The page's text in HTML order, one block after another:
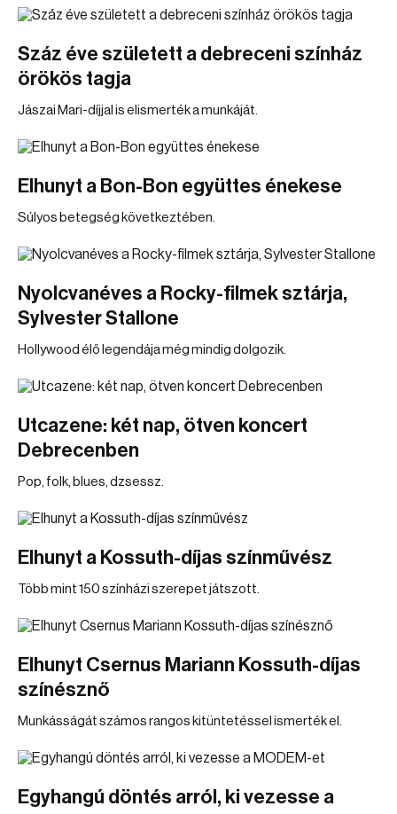
Száz éve született a debreceni színház
örökös tagja
Jászai Mari-díjjal is elismerték a munkáját.
Elhunyt a Bon-Bon együttes énekese
Súlyos betegség következtében.
Nyolcvanéves a Rocky-filmek sztárja,
Sylvester Stallone
Hollywood élő legendája még mindig dolgozik.
Utcazene: két nap, ötven koncert
Debrecenben
Pop, folk, blues, dzsessz.
Elhunyt a Kossuth-díjas színművész
Több mint 150 színházi szerepet játszott.
Elhunyt Csernus Mariann Kossuth-díjas
színésznő
Munkásságát számos rangos kitüntetéssel ismerték el.
Egyhangú döntés arról, ki vezesse a